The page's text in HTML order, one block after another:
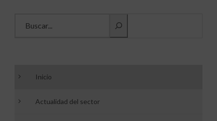
Inicio
Actualidad del sector